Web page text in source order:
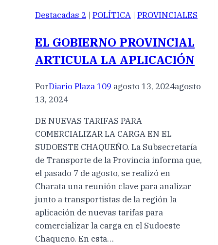
Destacadas 2 | POLÍTICA | PROVINCIALES
EL GOBIERNO PROVINCIAL
ARTICULA LA APLICACIÓN
PorDiario Plaza 109 agosto 13, 2024agosto
13, 2024
DE NUEVAS TARIFAS PARA
COMERCIALIZAR LA CARGA EN EL
SUDOESTE CHAQUEÑO. La Subsecretaría
de Transporte de la Provincia informa que,
el pasado 7 de agosto, se realizó en
Charata una reunión clave para analizar
junto a transportistas de la región la
aplicación de nuevas tarifas para
comercializar la carga en el Sudoeste
Chaqueño. En esta…